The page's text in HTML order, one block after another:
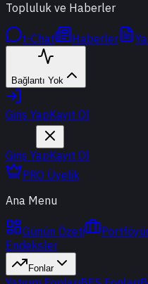
Topluluk ve Haberler
t-Chat Haberler
Bağlantı Yok
Giriş YapKayıt Ol
Giriş YapKayıt Ol
PRO Üyelik
Ana Menu
Günün Özeti
Endeksler
Fonlar